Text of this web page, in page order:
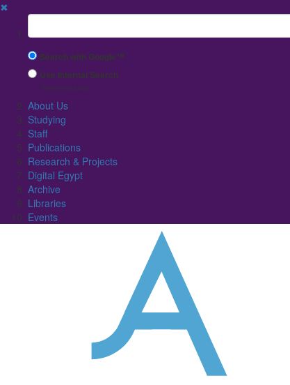
✖
Suchbegriff
Search with Google™
Use Internal Search
(limited result quality)
About Us
Studying
Staff
Publications
Research & Projects
Digital Egypt
Archive
Libraries
Events